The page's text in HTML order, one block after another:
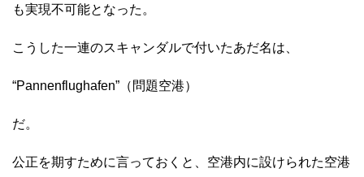
も実現不可能となった。
こうした一連のスキャンダルで付いたあだ名は、
“Pannenflughafen”（問題空港）
だ。
公正を期すために言っておくと、空港内に設けられた空港